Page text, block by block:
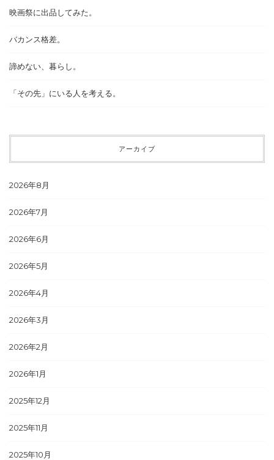
映画祭に出品してみた。
バカンス格差。
諦めない、暮らし。
「その先」にいる人を考える。
アーカイブ
2026年8月
2026年7月
2026年6月
2026年5月
2026年4月
2026年3月
2026年2月
2026年1月
2025年12月
2025年11月
2025年10月